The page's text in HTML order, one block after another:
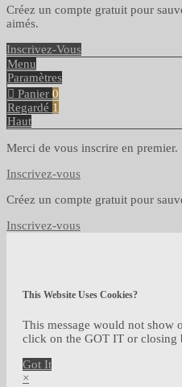
Créez un compte gratuit pour
aimés.
Inscrivez-Vous
Menu
Paramètres
Panier 0
Regardé 1
Haut
Merci de vous inscrire en premier.
Inscrivez-vous
Créez un compte gratuit pour
Inscrivez-vous
This Website Uses Cookies?
This message would not show
click on the GOT IT or closing
Got It
×